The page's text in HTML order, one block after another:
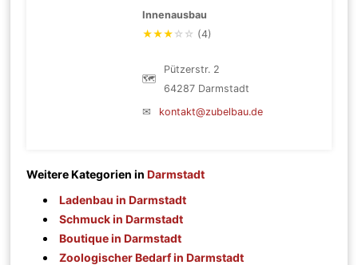
Innenausbau
★★★ ☆ ☆ (4)
🗺
Pützerstr. 2
64287 Darmstadt
✉
kontakt@zubelbau.de
Weitere Kategorien inDarmstadt
Ladenbau in Darmstadt
Schmuck in Darmstadt
Boutique in Darmstadt
Zoologischer Bedarf in Darmstadt